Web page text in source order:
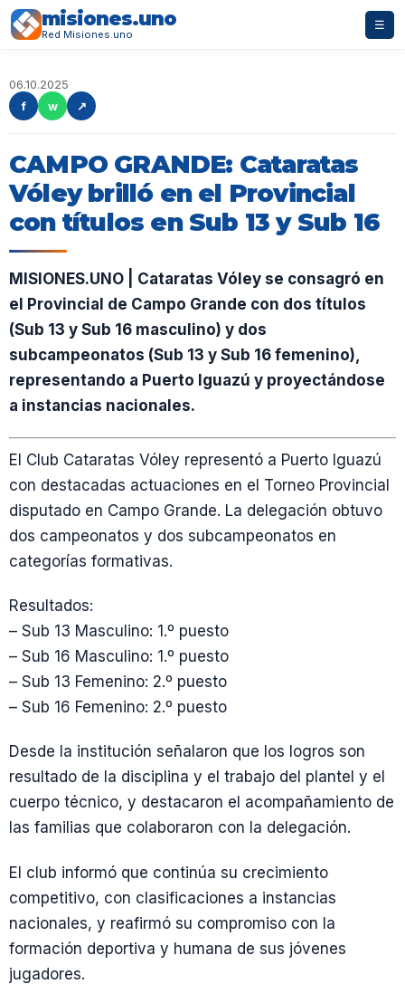
misiones.uno
Red Misiones.uno
☰
06.10.2025
f
w ↗
CAMPO GRANDE: Cataratas
Vóley brilló en el Provincial
con títulos en Sub 13 y Sub 16
MISIONES.UNO | Cataratas Vóley se consagró en
el Provincial de Campo Grande con dos títulos
(Sub 13 y Sub 16 masculino) y dos
subcampeonatos (Sub 13 y Sub 16 femenino),
representando a Puerto Iguazú y proyectándose
a instancias nacionales.
El Club Cataratas Vóley representó a Puerto Iguazú
con destacadas actuaciones en el Torneo Provincial
disputado en Campo Grande. La delegación obtuvo
dos campeonatos y dos subcampeonatos en
categorías formativas.
Resultados:
– Sub 13 Masculino: 1.º puesto
– Sub 16 Masculino: 1.º puesto
– Sub 13 Femenino: 2.º puesto
– Sub 16 Femenino: 2.º puesto
Desde la institución señalaron que los logros son
resultado de la disciplina y el trabajo del plantel y el
cuerpo técnico, y destacaron el acompañamiento de
las familias que colaboraron con la delegación.
El club informó que continúa su crecimiento
competitivo, con clasificaciones a instancias
nacionales, y reafirmó su compromiso con la
formación deportiva y humana de sus jóvenes
jugadores.